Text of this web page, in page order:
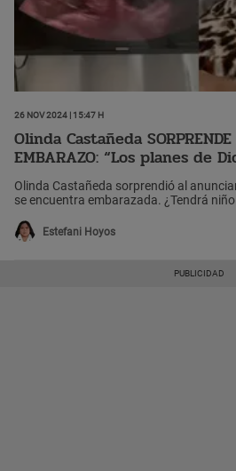
26 Nov 2024 | 15:47 h
Olinda Castañeda
EMBARAZO: “Los planes de
Olinda Castañeda sorprendió al
se encuentra embarazada. ¿Tendrá
Estefani Hoyos